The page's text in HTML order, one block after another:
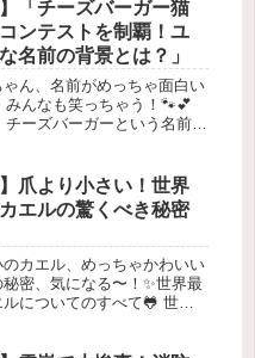
呼ばれ、どうやって人々や...
】「チーズバーガー猫
ンテストを制覇！ユ
名前の背景とは？」
ゃん、名前がめっちゃ面白い
みんなも笑っちゃう！🐾💕
チーズバーガーという名前の
から来た、すっごくかわいい
色の猫が、2026...
】爪より小さい！世界
エルの驚くべき秘密
のカエル、めっちゃかわいい
秘密、気になる〜！✨世界最
についてのすべて🐸 世界